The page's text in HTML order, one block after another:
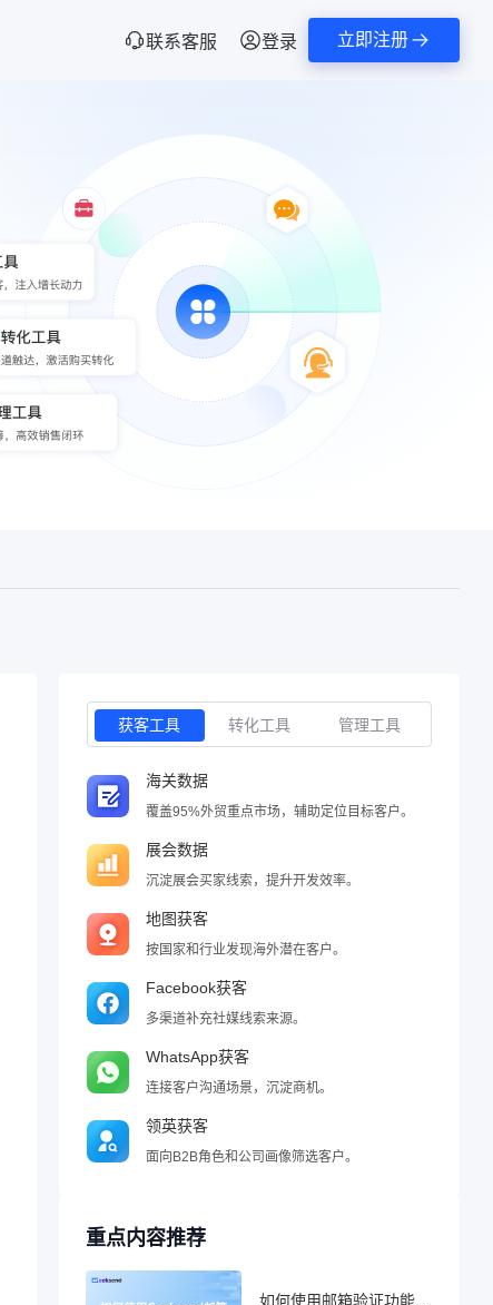
联系客服 登录 立即注册
获客工具 转化工具 管理工具
海关数据
覆盖95%外贸重点市场，辅助定位目标客户。
展会数据
沉淀展会买家线索，提升开发效率。
地图获客
按国家和行业发现海外潜在客户。
Facebook获客
多渠道补充社媒线索来源。
WhatsApp获客
连接客户沟通场景，沉淀商机。
领英获客
面向B2B角色和公司画像筛选客户。
重点内容推荐